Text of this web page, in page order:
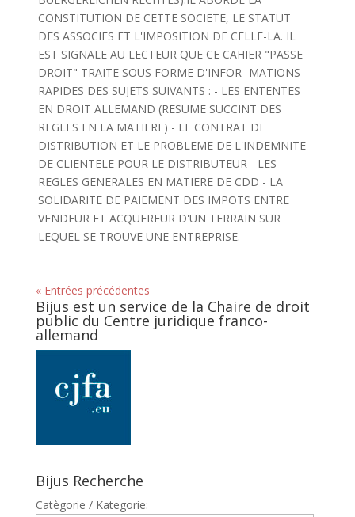
CONSTITUTION DE CETTE SOCIETE, LE STATUT
DES ASSOCIES ET L'IMPOSITION DE CELLE-LA. IL
EST SIGNALE AU LECTEUR QUE CE CAHIER "PASSE
DROIT" TRAITE SOUS FORME D'INFOR- MATIONS
RAPIDES DES SUJETS SUIVANTS : - LES ENTENTES
EN DROIT ALLEMAND (RESUME SUCCINT DES
REGLES EN LA MATIERE) - LE CONTRAT DE
DISTRIBUTION ET LE PROBLEME DE L'INDEMNITE
DE CLIENTELE POUR LE DISTRIBUTEUR - LES
REGLES GENERALES EN MATIERE DE CDD - LA
SOLIDARITE DE PAIEMENT DES IMPOTS ENTRE
VENDEUR ET ACQUEREUR D'UN TERRAIN SUR
LEQUEL SE TROUVE UNE ENTREPRISE.
« Entrées précédentes
Bijus est un service de la Chaire de droit
public du Centre juridique franco-
allemand
Bijus Recherche
Catègorie / Kategorie: